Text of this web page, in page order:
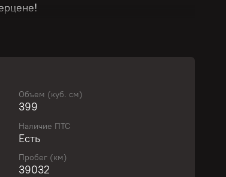
стоимости мотоцикла.
у нашего менеджера!
Объем (куб. см)
399
Наличие ПТС
Есть
Пробег (км)
39032